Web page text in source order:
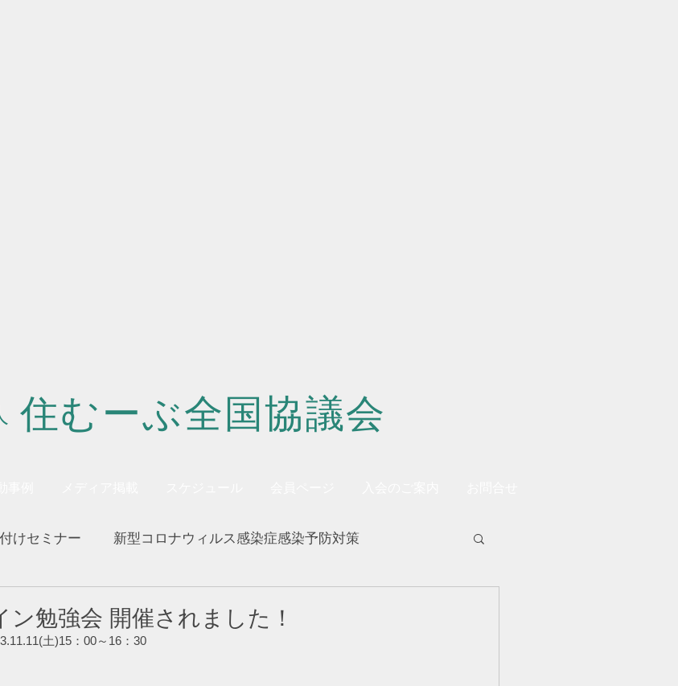
住むーぶ全国協議会
けセミナー 新型コロナウィルス感染症感染予防対策
勉強会 開催されました！
土)15：00～16：30